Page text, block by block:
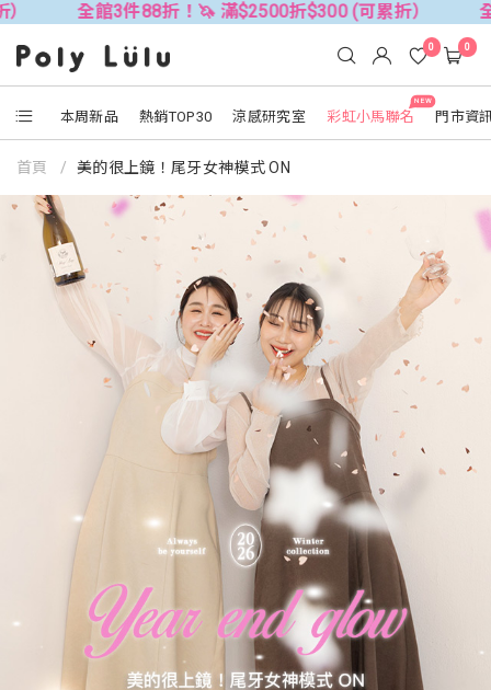
3件88折！🦄 滿$2500折$300 (可累折） 全館3件88折
本周新品 熱銷TOP30 涼感研究室
NEW
彩虹小馬聯名 門市資
0 0
首頁 美的很上鏡！尾牙女神模式 ON